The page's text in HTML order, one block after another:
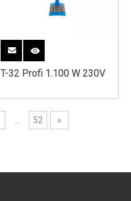
T-32 Profi 1.100 W 230V
... 52 »